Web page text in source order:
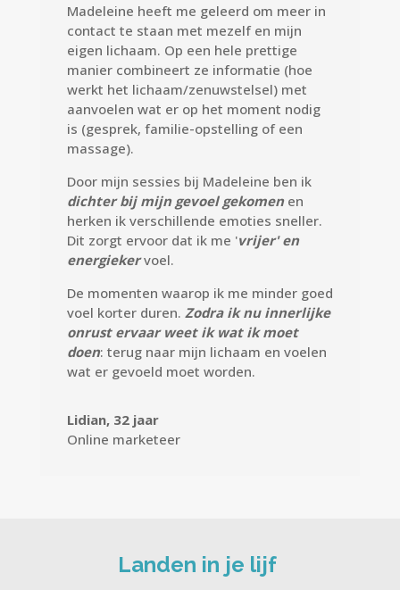
Madeleine heeft me geleerd om meer in
contact te staan met mezelf en mijn
eigen lichaam. Op een hele prettige
manier combineert ze informatie (hoe
werkt het lichaam/zenuwstelsel) met
aanvoelen wat er op het moment nodig
is (gesprek, familie-opstelling of een
massage).
Door mijn sessies bij Madeleine ben ik
dichter bij mijn gevoel gekomenen
herken ik verschillende emoties sneller.
Dit zorgt ervoor dat ik me 'vrijer' en
energiekervoel.
De momenten waarop ik me minder goed
voel korter duren. Zodra ik nu innerlijke
onrust ervaar weet ik wat ik moet
doen: terug naar mijn lichaam en voelen
wat er gevoeld moet worden.
Lidian, 32 jaar
Online marketeer
Landen in je lijf